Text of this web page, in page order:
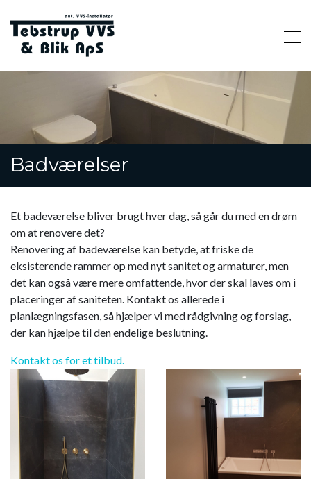
hovedindhold
Badværelser
Et badeværelse bliver brugt hver dag, så går du med en drøm
om at renovere det?
Renovering af badeværelse kan betyde, at friske de
eksisterende rammer op med nyt sanitet og armaturer, men
det kan også være mere omfattende, hvor der skal laves om i
placeringer af saniteten. Kontakt os allerede i
planlægningsfasen, så hjælper vi med rådgivning og forslag,
der kan hjælpe til den endelige beslutning.
Kontakt os for et tilbud.